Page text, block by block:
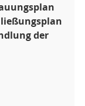
der